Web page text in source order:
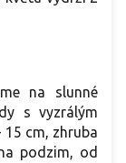
na slunné
s vyzrálým
15 cm, zhruba
podzim, od